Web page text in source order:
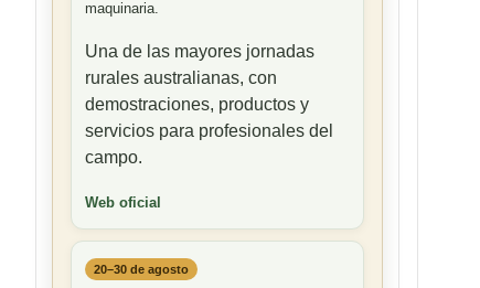
maquinaria.
Una de las mayores jornadas
rurales australianas, con
demostraciones, productos y
servicios para profesionales del
campo.
Web oficial
20–30 de agosto